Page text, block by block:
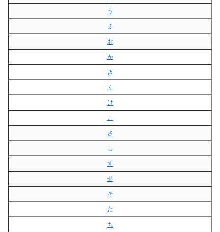
う
え
お
か
き
く
け
こ
さ
し
す
せ
そ
た
ち